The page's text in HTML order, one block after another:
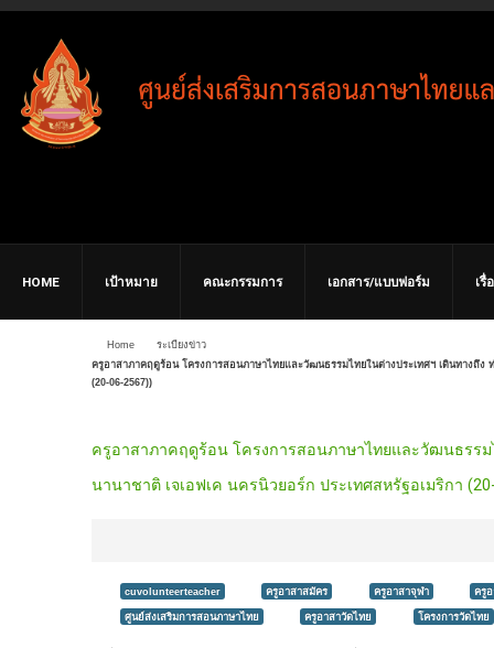
HOME เป้าหมาย คณะกรรมการ เอกสาร/แบบฟอร์ม เรื่
Home
ระเบียงข่าว
ครูอาสาภาคฤดูร้อน โครงการสอนภาษาไทยและวัฒนธรรมไทยในต่างประเทศฯ เดินทางถึง
(20-06-2567))
ครูอาสาภาคฤดูร้อน โครงการสอนภาษาไทยและวัฒนธรรม
นานาชาติ เจเอฟเค นครนิวยอร์ก ประเทศสหรัฐอเมริกา
cuvolunteerteacher ครูอาสาสมัคร ครูอาสาจุฬา ครู
ศูนย์ส่งเสริมการสอนภาษาไทย ครูอาสาวัดไทย โครงการวัดไทย